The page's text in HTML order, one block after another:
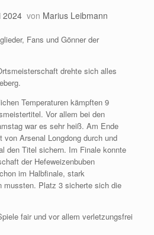
2024 von Marius Leibmann
Fans und Gönner der
drehte sich alles
Temperaturen kämpften 9
Vor allem bei den
war es sehr heiß. Am Ende
Arsenal Longdong durch und
den Titel sichern. Im Finale konnte
der Hefeweizenbuben
im Halbfinale, stark
mussten. Platz 3 sicherte sich die
fair und vor allem verletzungsfrei